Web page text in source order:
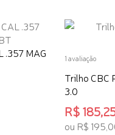
.357 MAG
1 avaliação
Trilho CBC
3.0
R$
ou R$